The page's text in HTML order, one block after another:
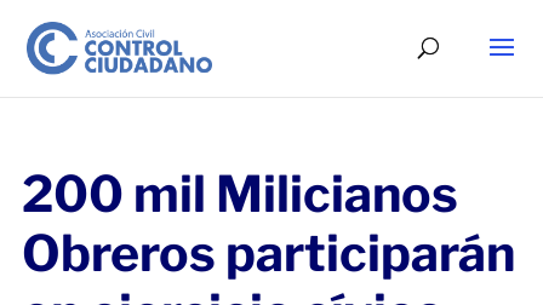
200 mil Milicianos
Obreros participarán